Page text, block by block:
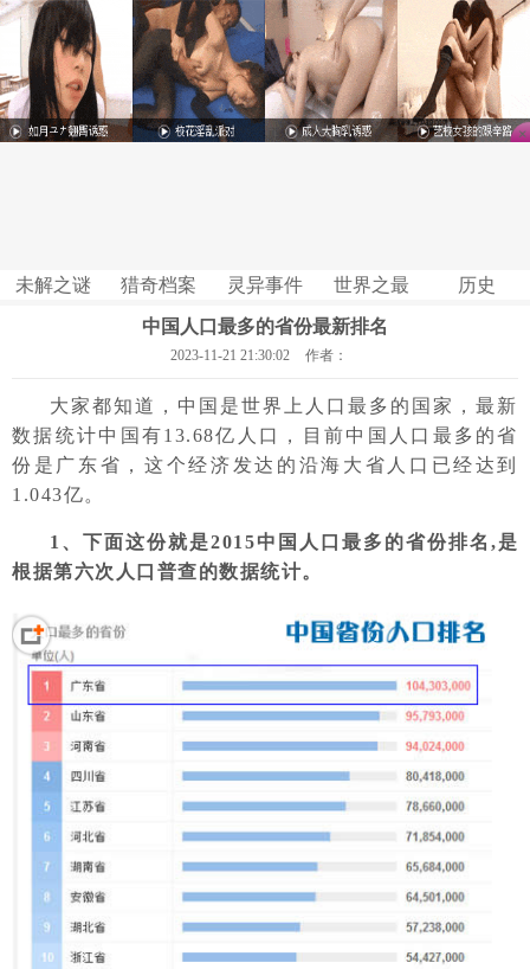
未解之谜 猎奇档案 灵异事件 世界之最 历史
中国人口最多的省份最新排名
2023-11-21 21:30:02 作者：
大家都知道，中国是世界上人口最多的国家，最新
数据统计中国有13.68亿人口，目前中国人口最多的省
份是广东省，这个经济发达的沿海大省人口已经达到
1.043亿。
1、下面这份就是2015中国人口最多的省份排名,是
根据第六次人口普查的数据统计。